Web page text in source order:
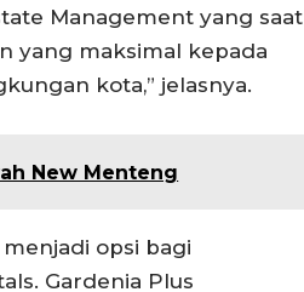
Management yang saat
yang maksimal kepada
kota,” jelasnya.
New Menteng
opsi bagi
Gardenia Plus